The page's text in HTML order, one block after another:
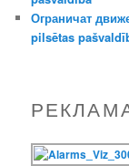
Ограничат
pilsētas